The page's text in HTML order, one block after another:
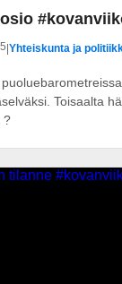
|Yhteiskunta ja
Toisaalta
?